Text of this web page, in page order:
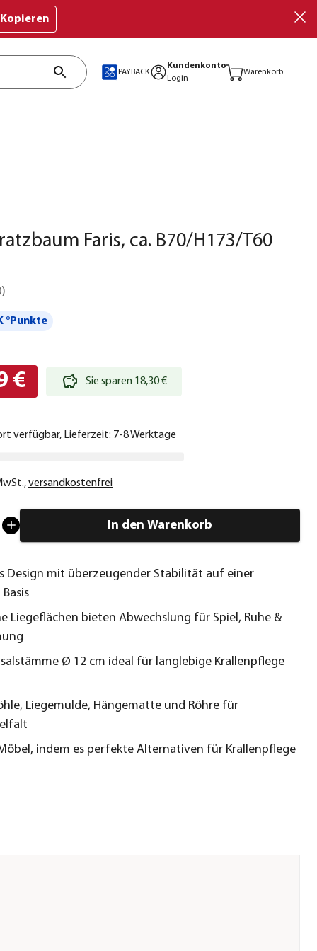
Kopieren
PAYBACK
Kundenkonto
Login
Warenkorb
Faris, ca. B70/H173/T60
)
°Punkte
€ Sie sparen 18,30 €
verfügbar, Lieferzeit: 7-8 Werktage
,versandkostenfrei
In den Warenkorb
Design mit überzeugender Stabilität auf einer
Liegeflächen bieten Abwechslung für Spiel, Ruhe &
Ø 12 cm ideal für langlebige Krallenpflege
Liegemulde, Hängematte und Röhre für
indem es perfekte Alternativen für Krallenpflege